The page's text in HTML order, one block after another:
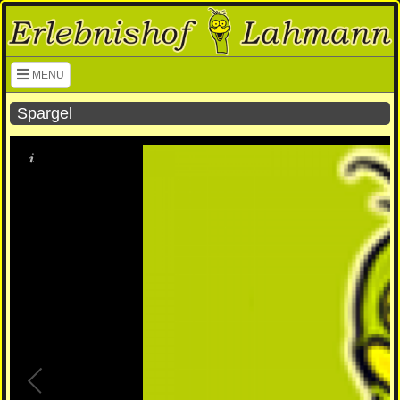
MENU
Navigation überspringen
Spargel